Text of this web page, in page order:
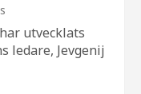
utvecklats
ledare, Jevgenij